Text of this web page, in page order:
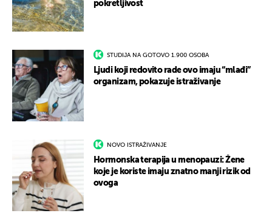
pokretljivost
STUDIJA NA GOTOVO 1.900 OSOBA
Ljudi koji redovito rade ovo imaju “mlađi”
organizam, pokazuje istraživanje
NOVO ISTRAŽIVANJE
Hormonska terapija u menopauzi: Žene
koje je koriste imaju znatno manji rizik od
ovoga